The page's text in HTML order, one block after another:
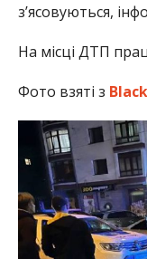
з’ясовуються,
На місці ДТП
Фото взяті з